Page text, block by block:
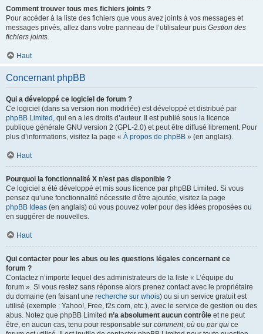
Comment trouver tous mes fichiers joints ?
Pour accéder à la liste des fichiers que vous avez joints à vos messages et
messages privés, allez dans votre panneau de l’utilisateur puis Gestion des
fichiers joints.
Haut
Concernant phpBB
Qui a développé ce logiciel de forum ?
Ce logiciel (dans sa version non modifiée) est développé et distribué par
phpBB Limited , qui en a les droits d’auteur. Il est publié sous la licence
publique générale GNU version 2 (GPL-2.0) et peut être diffusé librement. Pour
plus d’informations, visitez la page « À propos de phpBB » (en anglais).
Haut
Pourquoi la fonctionnalité X n’est pas disponible ?
Ce logiciel a été développé et mis sous licence par phpBB Limited. Si vous
pensez qu’une fonctionnalité nécessite d’être ajoutée, visitez la page
phpBB Ideas (en anglais) où vous pouvez voter pour des idées proposées ou
en suggérer de nouvelles.
Haut
Qui contacter pour les abus ou les questions légales concernant ce
forum ?
Contactez n’importe lequel des administrateurs de la liste « L’équipe du
forum ». Si vous restez sans réponse alors prenez contact avec le propriétaire
du domaine (en faisant une recherche sur whois) ou si un service gratuit est
utilisé (exemple : Yahoo!, Free, f2s.com, etc.), avec le service de gestion ou des
abus. Notez que phpBB Limited n’a absolument aucun contrôle et ne peut
être, en aucun cas, tenu pour responsable sur comment, où ou par qui ce